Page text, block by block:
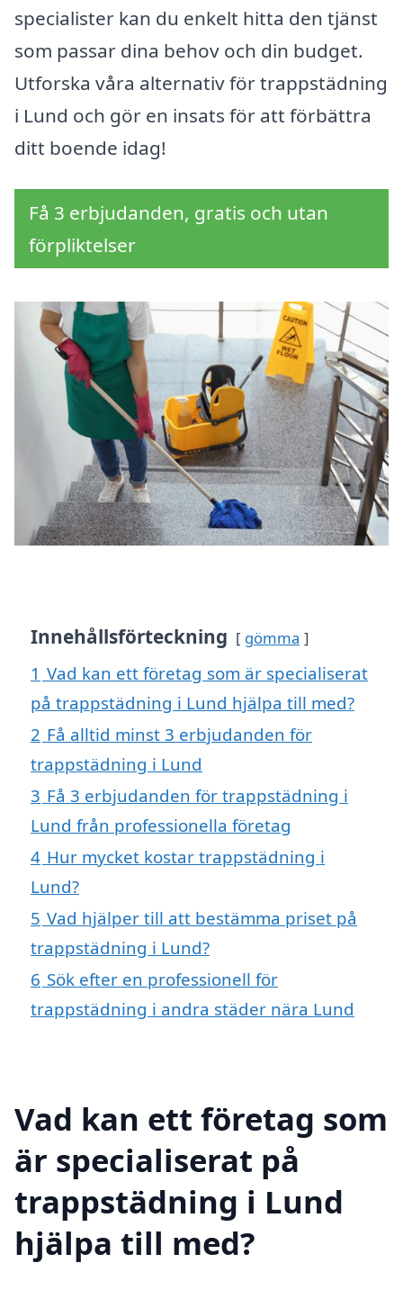
specialister kan du enkelt hitta den tjänst
som passar dina behov och din budget.
Utforska våra alternativ för trappstädning
i Lund och gör en insats för att förbättra
ditt boende idag!
Få 3 erbjudanden, gratis och utan
förpliktelser
Innehållsförteckning gömma
1 Vad kan ett företag som är specialiserat
på trappstädning i Lund hjälpa till med?
2 Få alltid minst 3 erbjudanden för
trappstädning i Lund
3 Få 3 erbjudanden för trappstädning i
Lund från professionella företag
4 Hur mycket kostar trappstädning i
Lund?
5 Vad hjälper till att bestämma priset på
trappstädning i Lund?
6 Sök efter en professionell för
trappstädning i andra städer nära Lund
Vad kan ett företag som
är specialiserat på
trappstädning i Lund
hjälpa till med?